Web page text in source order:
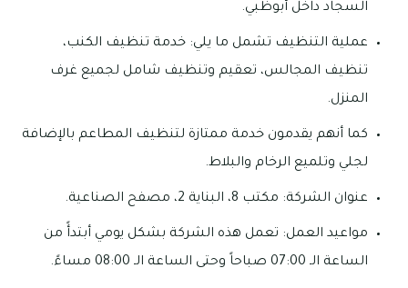
السجاد داخل أبوظبي.
عملية التنظيف تشمل ما يلي: خدمة تنظيف الكنب،
تنظيف المجالس، تعقيم وتنظيف شامل لجميع غرف
المنزل.
كما أنهم يقدمون خدمة ممتازة لتنظيف المطاعم بالإضافة
لجلي وتلميع الرخام والبلاط.
عنوان الشركة: مكتب 8، البناية 2، مصفح الصناعية.
مواعيد العمل: تعمل هذه الشركة بشكل يومي أبتدأً من
الساعة الـ 07:00 صباحاً وحتى الساعة الـ 08:00 مساءً.